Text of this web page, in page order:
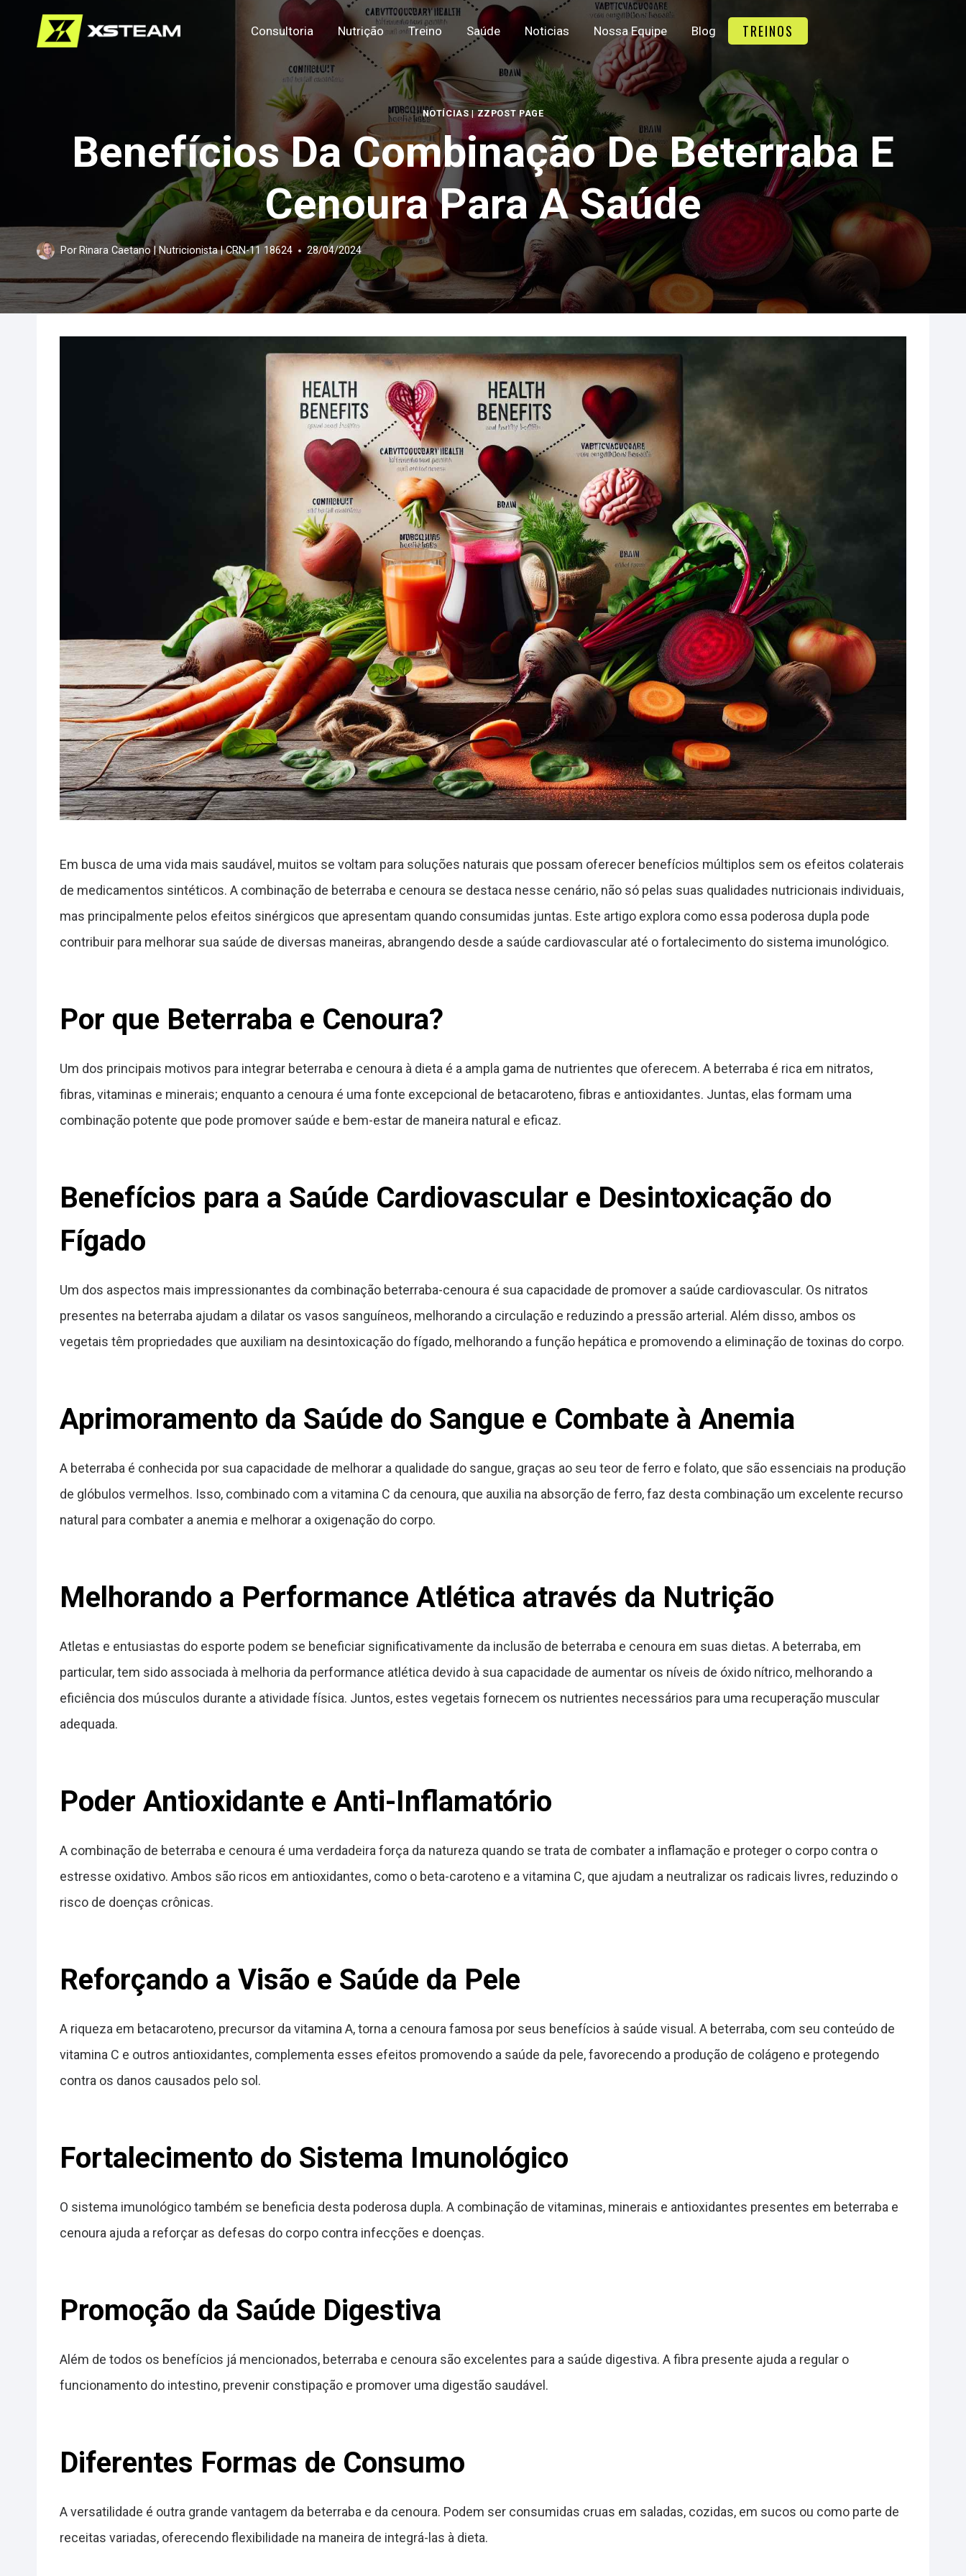
Consultoria Nutrição Treino Saúde Noticias Nossa Equipe Blog TREINOS
NOTÍCIAS|ZZPOST PAGE
Benefícios Da Combinação De Beterraba E
Cenoura Para A Saúde
Por Rinara Caetano | Nutricionista | CRN-11 18624 28/04/2024
Em busca de uma vida mais saudável, muitos se voltam para soluções naturais que possam oferecer benefícios múltiplos sem os efeitos colaterais
de medicamentos sintéticos. A combinação de beterraba e cenoura se destaca nesse cenário, não só pelas suas qualidades nutricionais individuais,
mas principalmente pelos efeitos sinérgicos que apresentam quando consumidas juntas. Este artigo explora como essa poderosa dupla pode
contribuir para melhorar sua saúde de diversas maneiras, abrangendo desde a saúde cardiovascular até o fortalecimento do sistema imunológico.
Por que Beterraba e Cenoura?
Um dos principais motivos para integrar beterraba e cenoura à dieta é a ampla gama de nutrientes que oferecem. A beterraba é rica em nitratos,
fibras, vitaminas e minerais; enquanto a cenoura é uma fonte excepcional de betacaroteno, fibras e antioxidantes. Juntas, elas formam uma
combinação potente que pode promover saúde e bem-estar de maneira natural e eficaz.
Benefícios para a Saúde Cardiovascular e Desintoxicação do
Fígado
Um dos aspectos mais impressionantes da combinação beterraba-cenoura é sua capacidade de promover a saúde cardiovascular. Os nitratos
presentes na beterraba ajudam a dilatar os vasos sanguíneos, melhorando a circulação e reduzindo a pressão arterial. Além disso, ambos os
vegetais têm propriedades que auxiliam na desintoxicação do fígado, melhorando a função hepática e promovendo a eliminação de toxinas do corpo.
Aprimoramento da Saúde do Sangue e Combate à Anemia
A beterraba é conhecida por sua capacidade de melhorar a qualidade do sangue, graças ao seu teor de ferro e folato, que são essenciais na produção
de glóbulos vermelhos. Isso, combinado com a vitamina C da cenoura, que auxilia na absorção de ferro, faz desta combinação um excelente recurso
natural para combater a anemia e melhorar a oxigenação do corpo.
Melhorando a Performance Atlética através da Nutrição
Atletas e entusiastas do esporte podem se beneficiar significativamente da inclusão de beterraba e cenoura em suas dietas. A beterraba, em
particular, tem sido associada à melhoria da performance atlética devido à sua capacidade de aumentar os níveis de óxido nítrico, melhorando a
eficiência dos músculos durante a atividade física. Juntos, estes vegetais fornecem os nutrientes necessários para uma recuperação muscular
adequada.
Poder Antioxidante e Anti-Inflamatório
A combinação de beterraba e cenoura é uma verdadeira força da natureza quando se trata de combater a inflamação e proteger o corpo contra o
estresse oxidativo. Ambos são ricos em antioxidantes, como o beta-caroteno e a vitamina C, que ajudam a neutralizar os radicais livres, reduzindo o
risco de doenças crônicas.
Reforçando a Visão e Saúde da Pele
A riqueza em betacaroteno, precursor da vitamina A, torna a cenoura famosa por seus benefícios à saúde visual. A beterraba, com seu conteúdo de
vitamina C e outros antioxidantes, complementa esses efeitos promovendo a saúde da pele, favorecendo a produção de colágeno e protegendo
contra os danos causados pelo sol.
Fortalecimento do Sistema Imunológico
O sistema imunológico também se beneficia desta poderosa dupla. A combinação de vitaminas, minerais e antioxidantes presentes em beterraba e
cenoura ajuda a reforçar as defesas do corpo contra infecções e doenças.
Promoção da Saúde Digestiva
Além de todos os benefícios já mencionados, beterraba e cenoura são excelentes para a saúde digestiva. A fibra presente ajuda a regular o
funcionamento do intestino, prevenir constipação e promover uma digestão saudável.
Diferentes Formas de Consumo
A versatilidade é outra grande vantagem da beterraba e da cenoura. Podem ser consumidas cruas em saladas, cozidas, em sucos ou como parte de
receitas variadas, oferecendo flexibilidade na maneira de integrá-las à dieta.